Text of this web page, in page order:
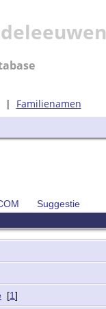
| Familienamen
Suggestie
[1]